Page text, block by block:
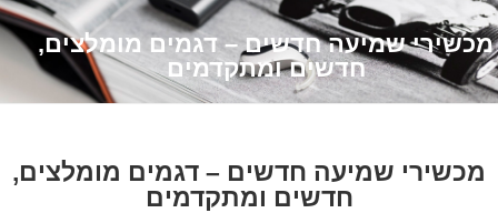
מכשירי שמיעה חדשים – דגמים מומלצים,
חדשים ומתקדמים
מכשירי שמיעה חדשים – דגמים מומלצים,
חדשים ומתקדמים